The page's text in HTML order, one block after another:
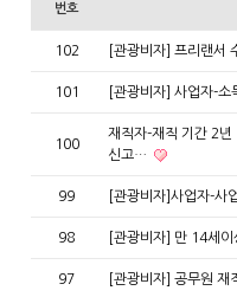
번호
102 [관광비자] 프리랜서
101 [관광비자] 사업자-
100
재직자-재직 기간 2
신고…
99 [관광비자]사업자-사
98 [관광비자] 만 14세
97 [관광비자] 공무원